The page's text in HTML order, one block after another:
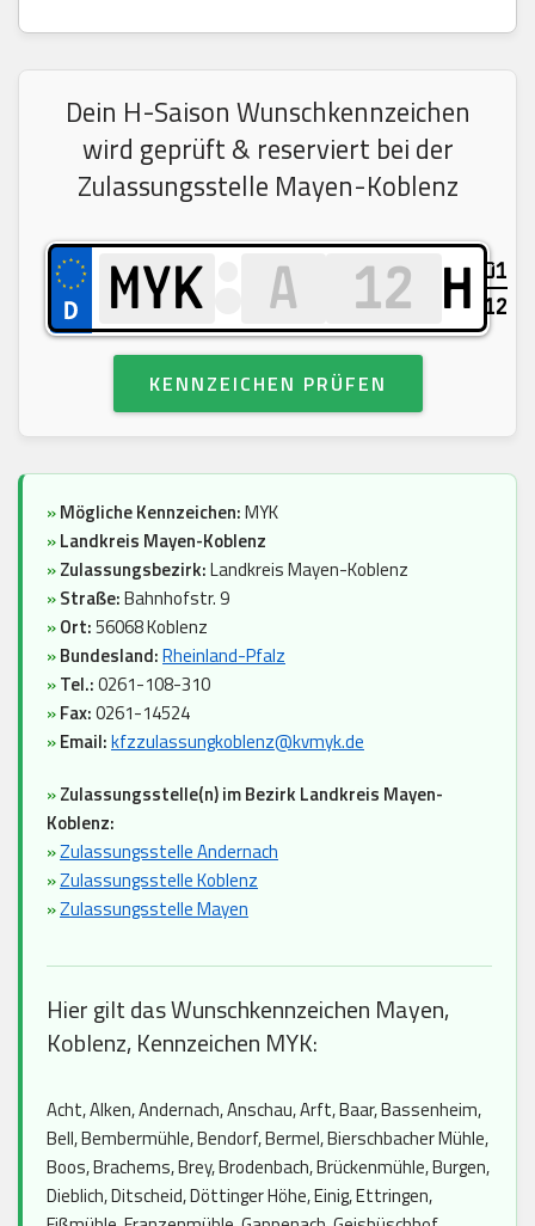
Dein H-Saison Wunschkennzeichen
wird geprüft & reserviert bei der
Zulassungsstelle Mayen-Koblenz
H
01
12
KENNZEICHEN PRÜFEN
»Mögliche Kennzeichen:MYK
»Landkreis Mayen-Koblenz
»Zulassungsbezirk:Landkreis Mayen-Koblenz
»Straße:Bahnhofstr. 9
»Ort:56068 Koblenz
»Bundesland:Rheinland-Pfalz
»Tel.:0261-108-310
»Fax:0261-14524
»Email:kfzzulassungkoblenz@kvmyk.de
»Zulassungsstelle(n) im Bezirk Landkreis Mayen-
Koblenz:
»Zulassungsstelle Andernach
»Zulassungsstelle Koblenz
»Zulassungsstelle Mayen
Hier gilt das Wunschkennzeichen Mayen,
Koblenz, Kennzeichen MYK:
Acht, Alken, Andernach, Anschau, Arft, Baar, Bassenheim,
Bell, Bembermühle, Bendorf, Bermel, Bierschbacher Mühle,
Boos, Brachems, Brey, Brodenbach, Brückenmühle, Burgen,
Dieblich, Ditscheid, Döttinger Höhe, Einig, Ettringen,